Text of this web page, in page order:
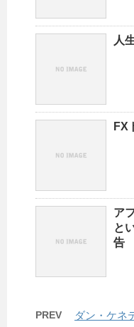
人
FX
ア
と
告
PREV ダン・ケ